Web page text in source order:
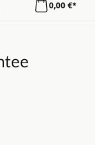
0,00 €*